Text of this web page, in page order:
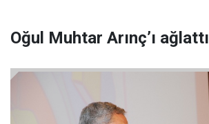
Oğul Muhtar Arınç’ı ağlattı